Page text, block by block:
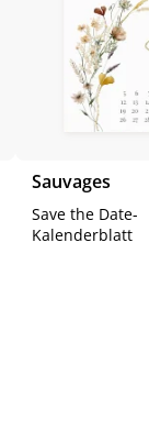
Sau­va­ges
Save the Date-​
Kalenderblatt